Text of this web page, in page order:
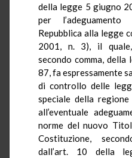
della legge 5 giugno
per l’adeguamento
Repubblica alla legge
2001, n. 3), il
secondo comma,
87, fa espressamente
di controllo delle
speciale della
all’eventuale
norme del nuovo
Costituzione,
dall’art. 10 della